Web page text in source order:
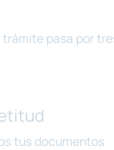
pasa por
tus documentos